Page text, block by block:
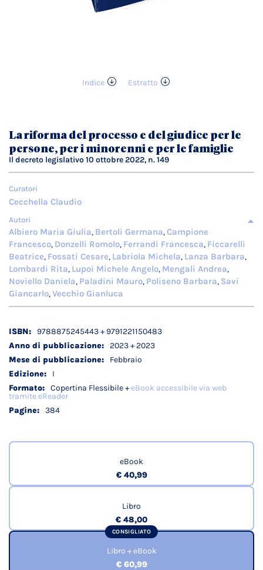
Indice
Estratto
galleria
di
immagini
La riforma del processo e del giudice per le
persone, per i minorenni e per le famiglie
Il decreto legislativo 10 ottobre 2022, n. 149
Curatori
Cecchella Claudio
Autori
Albiero Maria Giulia, Bertoli Germana,Campione
Francesco, Donzelli Romolo, Ferrandi Francesca, Ficcarelli
Beatrice, Fossati Cesare, Labriola Michela, Lanza Barbara,
Lombardi Rita, Lupoi Michele Angelo, Mengali Andrea,
Noviello Daniela, Paladini Mauro, Poliseno Barbara, Savi
Giancarlo,Vecchio Gianluca
Dettagli
tecnici
9788875245443 + 9791221150483
2023 + 2023
Febbraio
I
Copertina Flessibile +eBook accessibile via web
tramite eReader
384
eBook
€ 40,99
Libro
€ 48,00
CONSIGLIATO
Libro + eBook
€ 60,99